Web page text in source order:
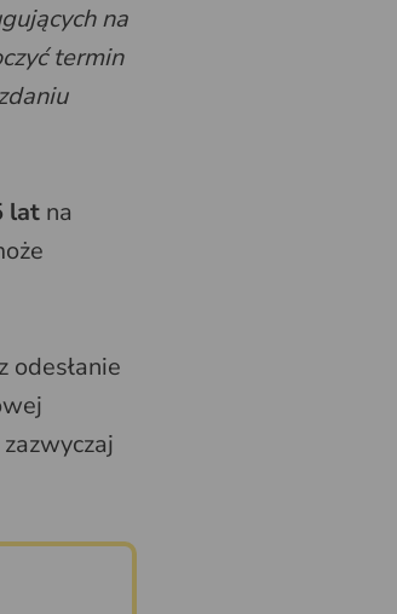
na
termin
lat na
odesłanie